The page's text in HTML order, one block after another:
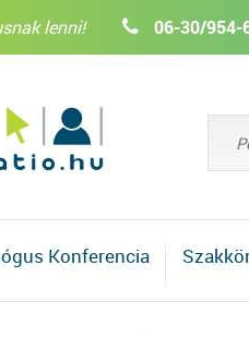
lenni! 06-30/954-
Konferencia